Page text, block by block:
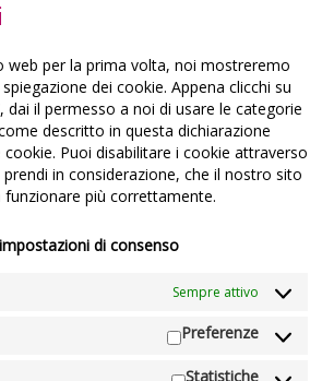
web per la prima volta, noi mostreremo
dei cookie. Appena clicchi su
dai il permesso a noi di usare le categorie
descritto in questa dichiarazione
Puoi disabilitare i cookie attraverso
in considerazione, che il nostro sito
più correttamente.
di consenso
Sempre attivo
Preferenze
Statistiche